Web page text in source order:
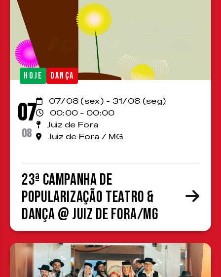
HOJE DANÇA
07
08
07/08 (sex) - 31/08 (seg)
00:00 - 00:00
Juiz de Fora
Juiz de Fora / MG
23ª Campanha de
Popularização Teatro &
Dança @ Juiz de Fora/MG